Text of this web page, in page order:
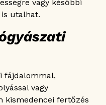
vagy későbbi
utalhat.
fájdalommal,
vagy
kismedencei fertőzés